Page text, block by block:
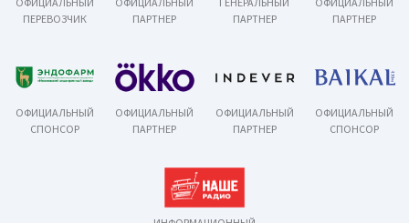
ПЕРЕВОЗЧИК
ПАРТНЕР
ПАРТНЕР
ПАРТНЕР
ОФИЦИАЛЬНЫЙ
СПОНСОР
ОФИЦИАЛЬНЫЙ
ПАРТНЕР
ОФИЦИАЛЬНЫЙ
ПАРТНЕР
ОФИЦИАЛЬНЫЙ
СПОНСОР